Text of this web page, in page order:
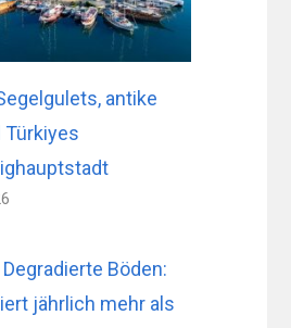
antike
Türkiyes
Böden:
jährlich mehr als